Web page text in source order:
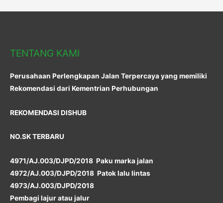
TENTANG KAMI
Perusahaan Perlengkapan Jalan Terpercaya yang memiliki
Rekomendasi dari Kementrian Perhubungan
REKOMENDASI DISHUB
NO.SK TERBARU
4971/AJ.003/DJPD/2018 Paku marka jalan
4972/AJ.003/DJPD/2018 Patok lalu lintas
4973/AJ.003/DJPD/2018
Pembagi lajur atau jalur